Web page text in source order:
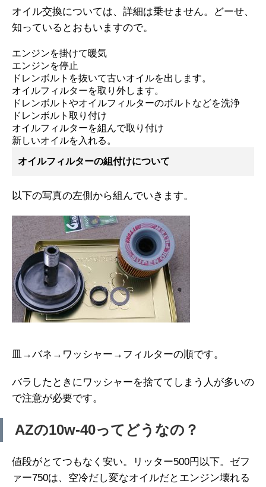
オイル交換については、詳細は乗せません。どーせ、
知っているとおもいますので。
エンジンを掛けて暖気
エンジンを停止
ドレンボルトを抜いて古いオイルを出します。
オイルフィルターを取り外します。
ドレンボルトやオイルフィルターのボルトなどを洗浄
ドレンボルト取り付け
オイルフィルターを組んで取り付け
新しいオイルを入れる。
オイルフィルターの組付けについて
以下の写真の左側から組んでいきます。
皿→バネ→ワッシャー→フィルターの順です。
バラしたときにワッシャーを捨ててしまう人が多いの
で注意が必要です。
AZの10w-40ってどうなの？
値段がとてつもなく安い。リッター500円以下。ゼフ
ァー750は、空冷だし変なオイルだとエンジン壊れる